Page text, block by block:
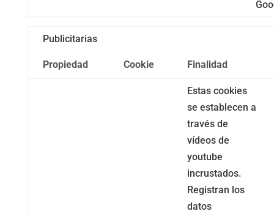
Publicitarias
Propiedad Cookie Finalidad
Estas cookies
se establecen a
través de
vídeos de
youtube
incrustados.
Registran los
datos